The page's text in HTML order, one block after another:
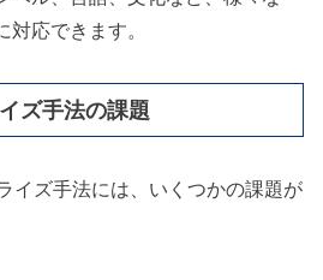
対応できます。
ズ手法の課題
イズ手法には、いくつかの課題が